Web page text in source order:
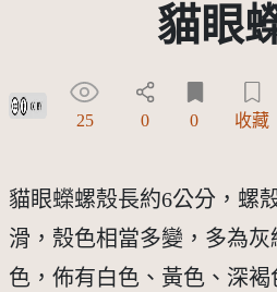
貓眼
創用CC姓名標示 3.0 台灣及其後版本(CC BY
25 0 0 收藏
貓眼蠑螺殼長約6公分，螺
滑，殼色相當多變，多為
色，佈有白色、黃色、深